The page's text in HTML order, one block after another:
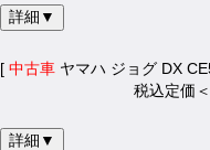
詳細▼
[ 中古車 ヤマハ ジョグ DX
税込定価
詳細▼